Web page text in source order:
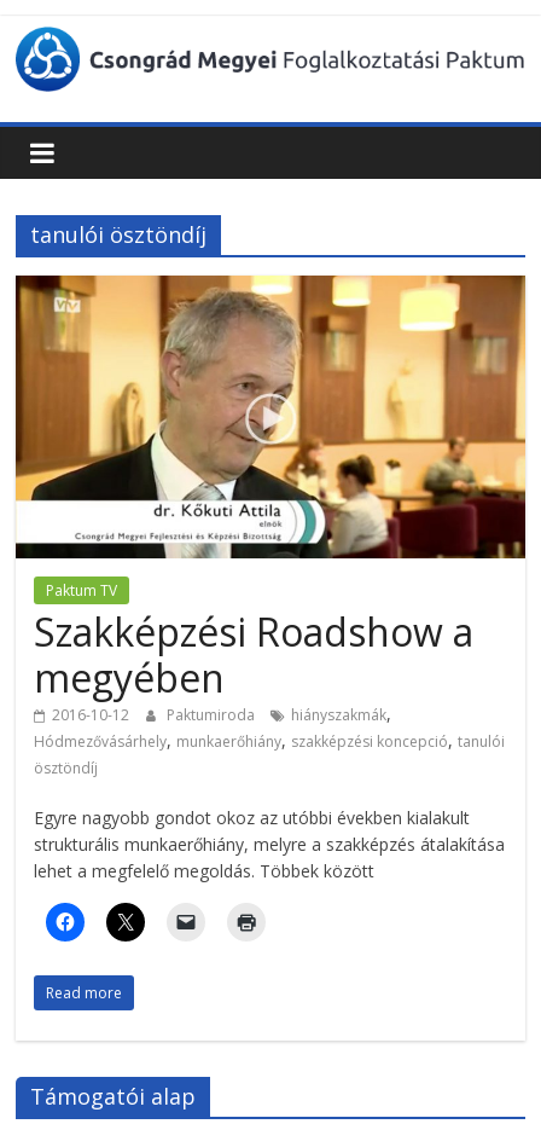
Csongrád
Megyei
Foglalkoztatási
Paktum
tanulói ösztöndíj
Paktum TV
Szakképzési Roadshow a
megyében
2016-10-12 Paktumiroda hiányszakmák,
Hódmezővásárhely, munkaerőhiány, szakképzési koncepció,tanulói
ösztöndíj
Egyre nagyobb gondot okoz az utóbbi években kialakult
strukturális munkaerőhiány, melyre a szakképzés átalakítása
lehet a megfelelő megoldás. Többek között
Read more
Támogatói alap